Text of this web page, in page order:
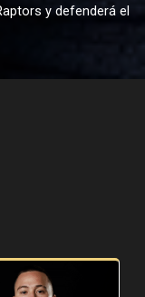
y defenderá el